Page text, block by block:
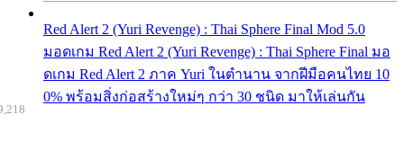
Red Alert 2 (Yuri Revenge) : Thai Sphere Final Mod 5.0
มอดเกม Red Alert 2 (Yuri Revenge) : Thai Sphere Final มอ
ดเกม Red Alert 2 ภาค Yuri ในตำนาน จากฝีมือคนไทย 10
0% พร้อมสิ่งก่อสร้างใหม่ๆ กว่า 30 ชนิด มาให้เล่นกัน